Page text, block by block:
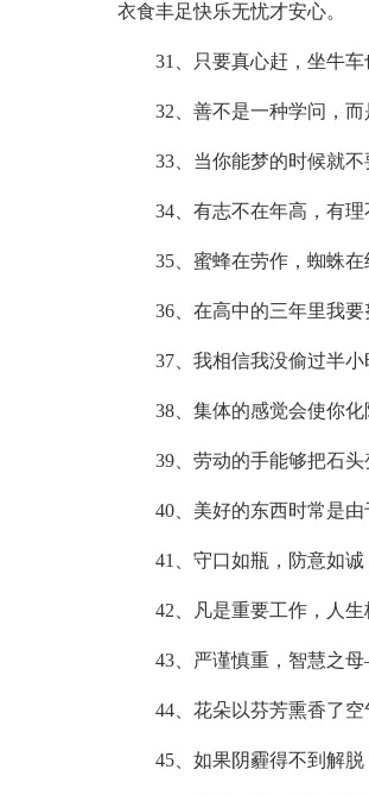
衣食丰足快乐无忧才安心。
31、只要真心赶，坐牛
32、善不是一种学问，
33、当你能梦的时候就不
34、有志不在年高，有
35、蜜蜂在劳作，蜘蛛在
36、在高中的三年里我
37、我相信我没偷过半小
38、集体的感觉会使你化
39、劳动的手能够把石
40、美好的东西时常是由
41、守口如瓶，防意如
42、凡是重要工作，人
43、严谨慎重，智慧之
44、花朵以芬芳熏香了
45、如果阴霾得不到解